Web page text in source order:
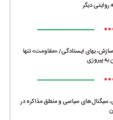
روایتی دیگر
بهای ایستادگی/ «مقاومت» تنها
به پیروزی
سیگنال‌های سیاسی و منطق مذاکره در